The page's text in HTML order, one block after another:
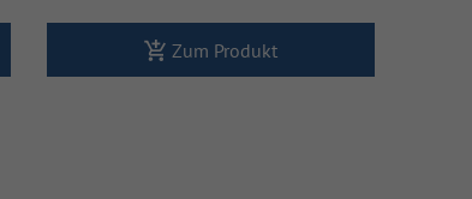
Zum Produkt